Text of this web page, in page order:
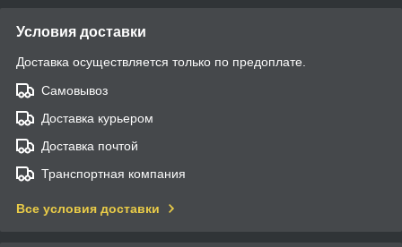
Условия доставки
Доставка осуществляется только по предоплате.
Самовывоз
Доставка курьером
Доставка почтой
Транспортная компания
Все условия доставки